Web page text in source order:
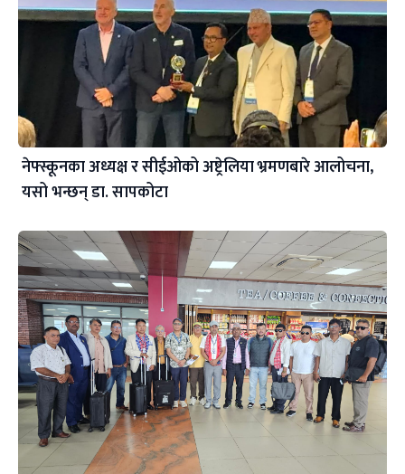
नेफ्स्कूनका अध्यक्ष र सीईओको अष्ट्रेलिया भ्रमणबारे आलोचना,
यसो भन्छन् डा‍. सापकोटा